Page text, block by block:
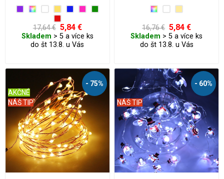
17,64 € 5,84 €
Skladem > 5 a více ks
do št 13.8. u Vás
16,76 € 5,84 €
Skladem > 5 a více ks
do št 13.8. u Vás
- 75%
NÁŠ TIP
AKČNÉ
- 60%
NÁŠ TIP